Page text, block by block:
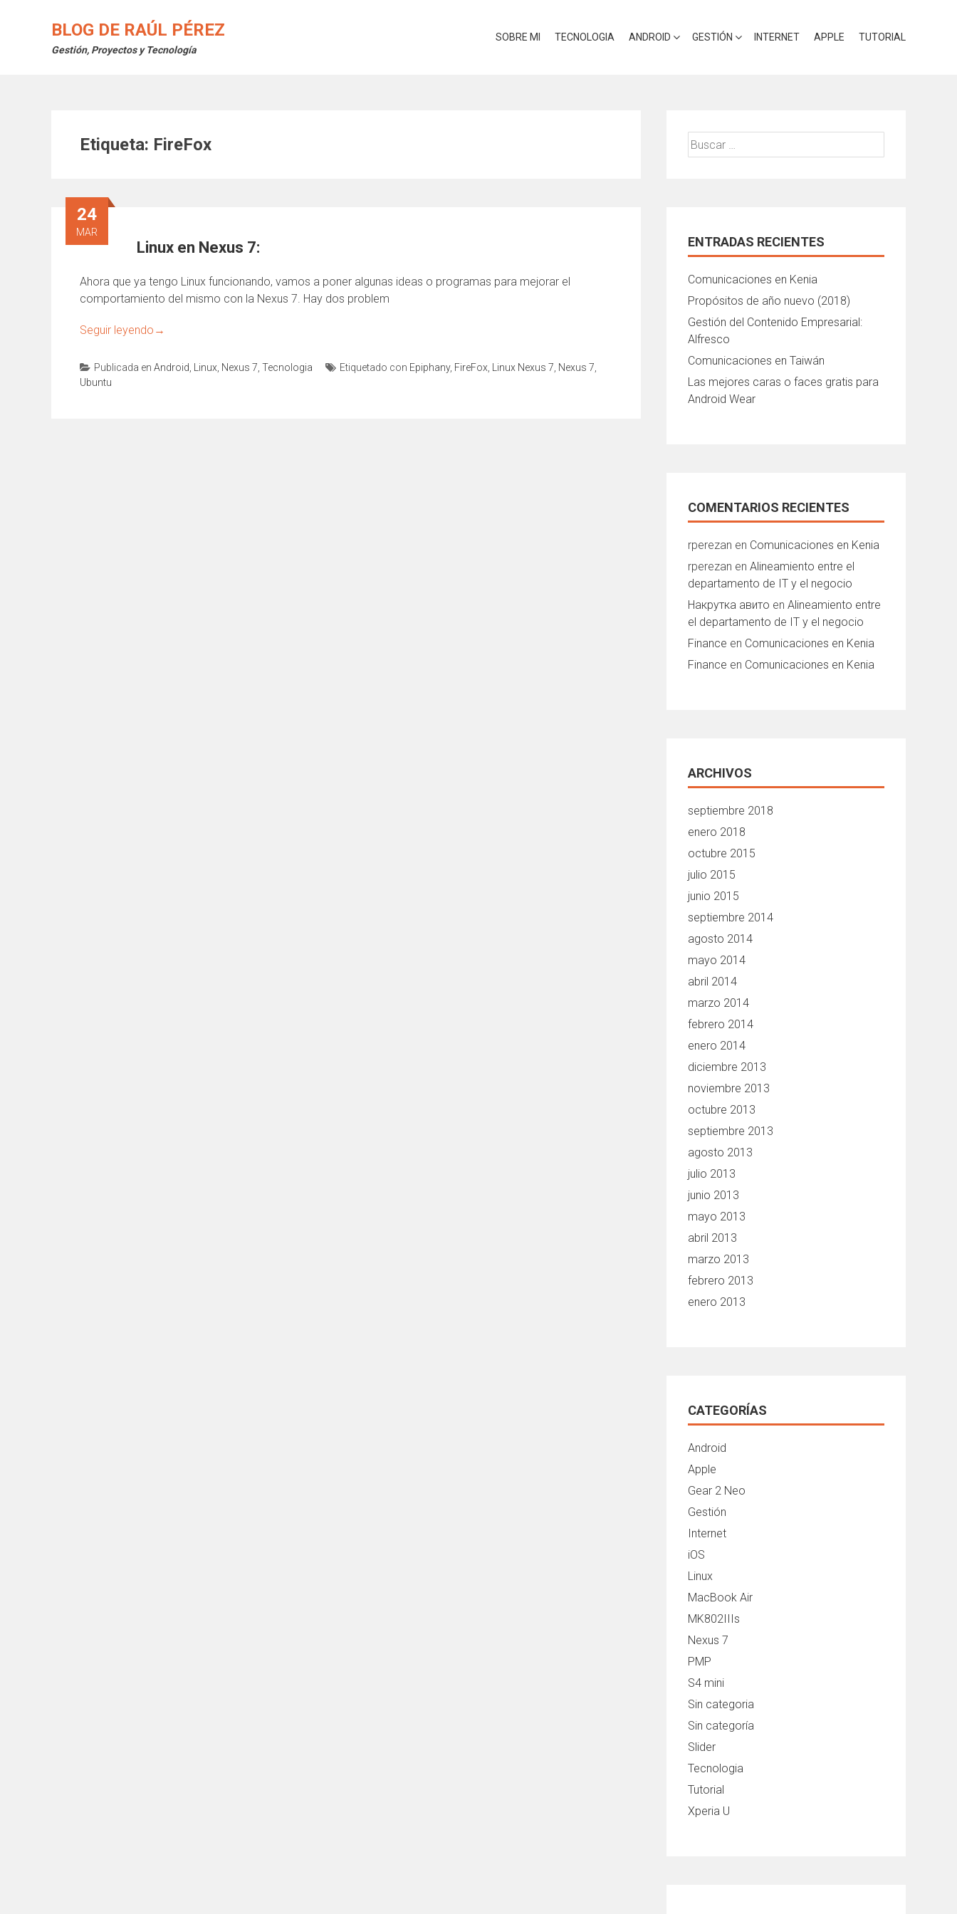
BLOG DE RAÚL PÉREZ
Gestión, Proyectos y Tecnología
SOBRE MI TECNOLOGIA ANDROID GESTIÓN INTERNET APPLE TUTORIAL
Etiqueta: FireFox
24
MAR
Linux en Nexus 7:
Ahora que ya tengo Linux funcionando, vamos a poner algunas ideas o programas para mejorar el
comportamiento del mismo con la Nexus 7. Hay dos problem
Seguir leyendo →
Publicada en Android Linux Nexus 7 Tecnologia Etiquetado con Epiphany, FireFox Linux Nexus 7 Nexus 7
Ubuntu
Buscar:
ENTRADAS RECIENTES
Comunicaciones en Kenia
Propósitos de año nuevo (2018)
Gestión del Contenido Empresarial:
Alfresco
Comunicaciones en Taiwán
Las mejores caras o faces gratis para
Android Wear
COMENTARIOS RECIENTES
rperezan en Comunicaciones en Kenia
rperezan en Alineamiento entre el
departamento de IT y el negocio
Накрутка авито en Alineamiento entre
el departamento de IT y el negocio
Finance en Comunicaciones en Kenia
Finance en Comunicaciones en Kenia
ARCHIVOS
septiembre 2018
enero 2018
octubre 2015
julio 2015
junio 2015
septiembre 2014
agosto 2014
mayo 2014
abril 2014
marzo 2014
febrero 2014
enero 2014
diciembre 2013
noviembre 2013
octubre 2013
septiembre 2013
agosto 2013
julio 2013
junio 2013
mayo 2013
abril 2013
marzo 2013
febrero 2013
enero 2013
CATEGORÍAS
Android
Apple
Gear 2 Neo
Gestión
Internet
iOS
Linux
MacBook Air
MK802IIIs
Nexus 7
PMP
S4 mini
Sin categoria
Sin categoría
Slider
Tecnologia
Tutorial
Xperia U